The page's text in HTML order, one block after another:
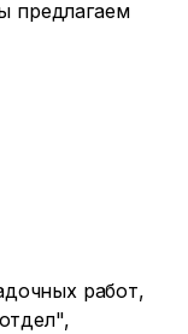
предлагаем
работ,